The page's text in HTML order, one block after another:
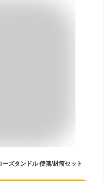
ズタンドル 便箋/封筒セット